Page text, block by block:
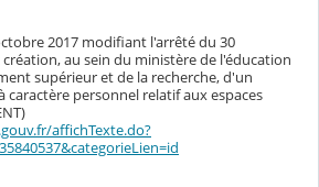
2017 modifiant l'arrêté du 30
au sein du ministère de l'éducation
supérieur et de la recherche, d'un
personnel relatif aux espaces
affichTexte.do?